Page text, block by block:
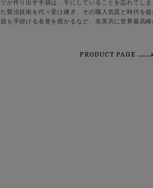
ツが作り出す手袋は、手にしていることを忘れてし
た製法技術を代々受け継ぎ、その職人気質と時代を
袋も手掛ける名誉を授かるなど、名実共に世界最高
PRODUCT PAGE